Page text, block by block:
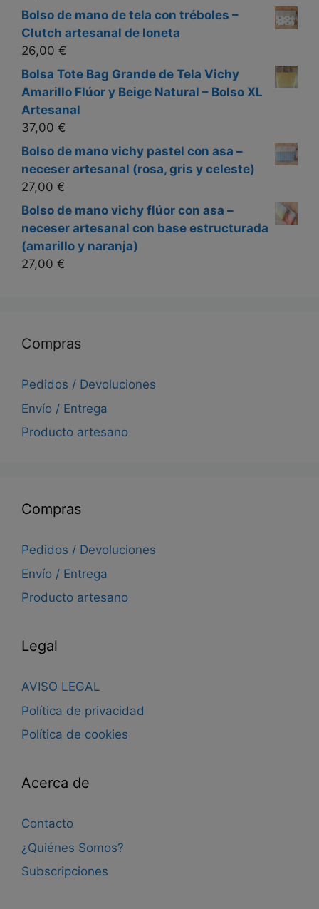
Bolso de mano de tela con tréboles –
Clutch artesanal de loneta
26,00 €
Bolsa Tote Bag Grande de Tela Vichy
Amarillo Flúor y Beige Natural – Bolso XL
Artesanal
37,00 €
Bolso de mano vichy pastel con asa –
neceser artesanal (rosa, gris y celeste)
27,00 €
Bolso de mano vichy flúor con asa –
neceser artesanal con base estructurada
(amarillo y naranja)
27,00 €
Compras
Pedidos / Devoluciones
Envío / Entrega
Producto artesano
Compras
Pedidos / Devoluciones
Envío / Entrega
Producto artesano
Legal
AVISO LEGAL
Política de privacidad
Política de cookies
Acerca de
Contacto
¿Quiénes Somos?
Subscripciones